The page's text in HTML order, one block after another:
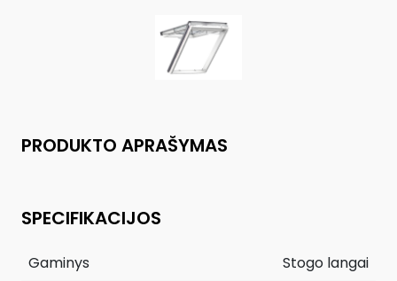
PRODUKTO APRAŠYMAS
SPECIFIKACIJOS
Gaminys
Stogo langai